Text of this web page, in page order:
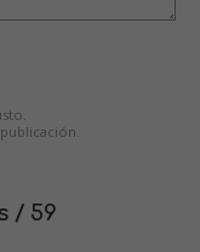
/ 59